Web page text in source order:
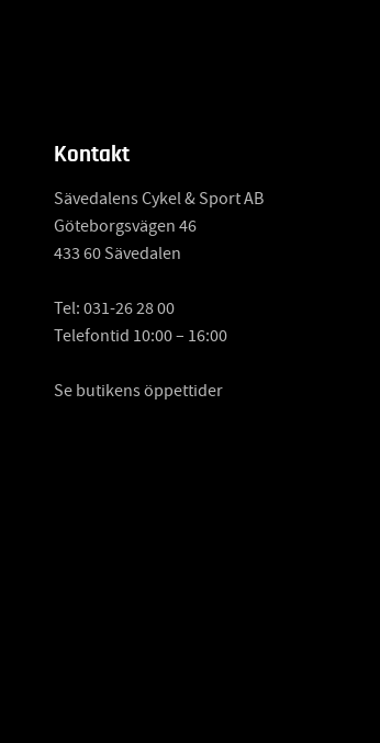
Kontakt
Sävedalens Cykel & Sport AB
Göteborgsvägen 46
433 60 Sävedalen
Tel:031-26 28 00
Telefontid 10:00 – 16:00
Se butikens öppettider